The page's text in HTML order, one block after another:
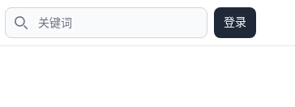
搜索
登录